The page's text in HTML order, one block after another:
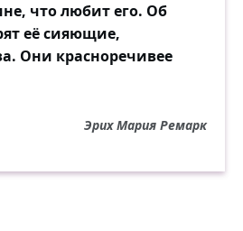
что любит его. Об
её сияющие,
Они красноречивее
Эрих Мария Ремарк